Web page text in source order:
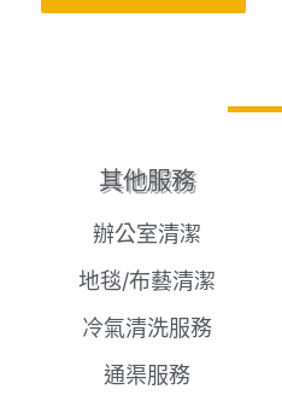
其他服務
辦公室清潔
地毯/布藝清潔
冷氣清洗服務
通渠服務